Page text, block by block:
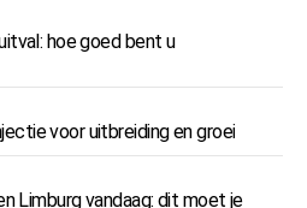
hoe goed bent u
voor uitbreiding en groei
Limburg vandaag: dit moet je